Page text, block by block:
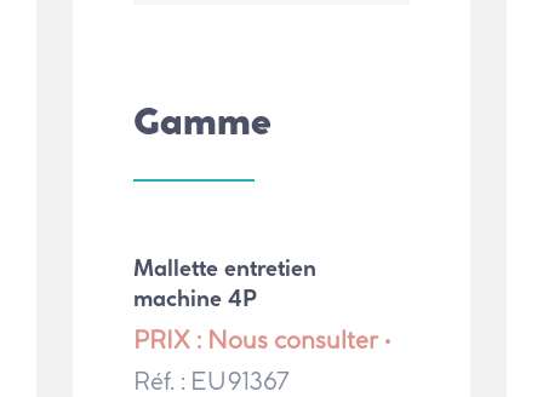
Gamme
Mallette entretien
machine 4P
PRIX : Nous consulter •
Réf. : EU91367